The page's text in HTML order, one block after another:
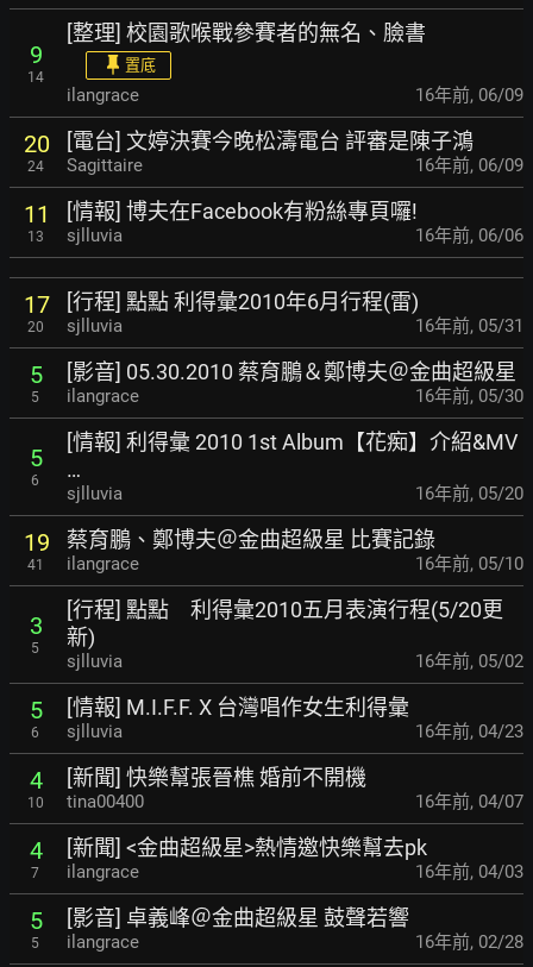
9
14
[整理] 校園歌喉戰參賽者的無名、臉書
置底
ilangrace 16年前, 06/09
20
24
[電台] 文婷決賽今晚松濤電台 評審是陳子鴻
Sagittaire 16年前, 06/09
11
13
[情報] 博夫在Facebook有粉絲專頁囉!
sjlluvia 16年前, 06/06
17
20
[行程] 點點 利得彙2010年6月行程(雷)
sjlluvia 16年前, 05/31
5
5
[影音] 05.30.2010 蔡育鵬＆鄭博夫＠金曲超級星
ilangrace 16年前, 05/30
5
6
[情報] 利得彙 2010 1st Album【花痴】介紹&MV
…
sjlluvia 16年前, 05/20
19
41
蔡育鵬、鄭博夫＠金曲超級星 比賽記錄
ilangrace 16年前, 05/10
3
5
[行程] 點點 利得彙2010五月表演行程(5/20更
新)
sjlluvia 16年前, 05/02
5
6
[情報] M.I.F.F. X 台灣唱作女生利得彙
sjlluvia 16年前, 04/23
4
10
[新聞] 快樂幫張晉樵 婚前不開機
tina00400 16年前, 04/07
4
7
[新聞] <金曲超級星>熱情邀快樂幫去pk
ilangrace 16年前, 04/03
5
5
[影音] 卓義峰＠金曲超級星 鼓聲若響
ilangrace 16年前, 02/28